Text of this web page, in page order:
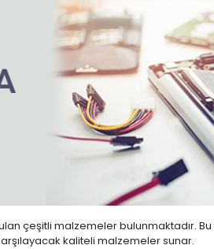
çeşitli malzemeler bulunmaktadır.
kaliteli malzemeler sunar.